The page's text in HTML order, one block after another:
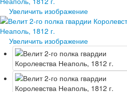
Увеличить изображение
Увеличить изображение